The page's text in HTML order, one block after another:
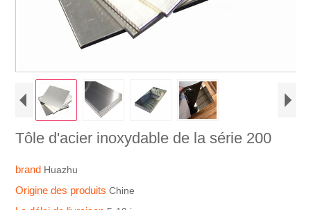
Tôle d'acier inoxydable de la série 200
brand Huazhu
Origine des produitsChine